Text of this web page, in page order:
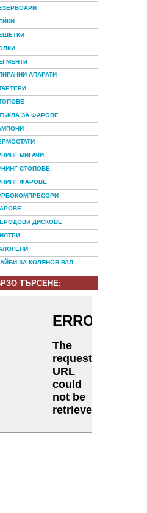
АПАРАТИ
ЗА ФАРОВЕ
МИГАЧИ
СТОПОВЕ
ФАРОВЕ
ДИСКОВЕ
ЗА КОЛЯНОВ ВАЛ
ТЪРСЕНE: